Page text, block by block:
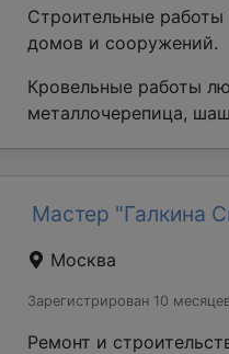
Строительные
домов и сооружений.
Кровельные работы
металлочерепица,
Мастер "Галкина
Москва
Зарегистрирован 10
Ремонт и